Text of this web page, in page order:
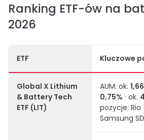
Ranking ETF-ów na
2026
ETF Kluczowe
Global X Lithium
& Battery Tech
ETF (LIT)
AUM: ok.
0,75% · ok.
pozycje:
Samsung